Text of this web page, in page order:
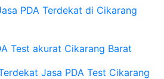
PDA Terdekat di Cikarang
Test akurat Cikarang Barat
Jasa PDA Test Cikarang